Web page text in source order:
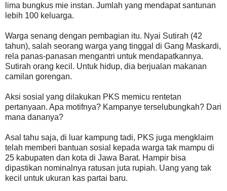
lima bungkus mie instan. Jumlah yang mendapat santunan
lebih 100 keluarga.
Warga senang dengan pembagian itu. Nyai Sutirah (42
tahun), salah seorang warga yang tinggal di Gang Maskardi,
rela panas-panasan mengantri untuk mendapatkannya.
Sutirah orang kecil. Untuk hidup, dia berjualan makanan
camilan gorengan.
Aksi sosial yang dilakukan PKS memicu rentetan
pertanyaan. Apa motifnya? Kampanye terselubungkah? Dari
mana dananya?
Asal tahu saja, di luar kampung tadi, PKS juga mengklaim
telah memberi bantuan sosial kepada warga tak mampu di
25 kabupaten dan kota di Jawa Barat. Hampir bisa
dipastikan nominalnya ratusan juta rupiah. Uang yang tak
kecil untuk ukuran kas partai baru.